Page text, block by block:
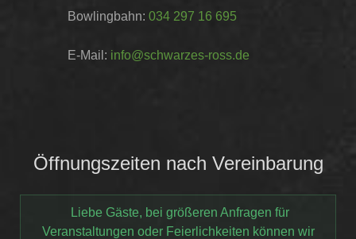
Bowlingbahn: 034 297 16 695
E-Mail: info@schwarzes-ross.de
Öffnungszeiten nach Vereinbarung
Liebe Gäste, bei größeren Anfragen für
Veranstaltungen oder Feierlichkeiten können wir